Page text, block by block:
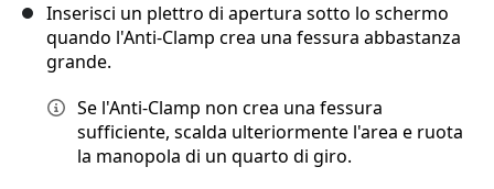
Inserisci un plettro di apertura sotto lo schermo
quando l'Anti-Clamp crea una fessura abbastanza
grande.
Se l'Anti-Clamp non crea una fessura
sufficiente, scalda ulteriormente l'area e ruota
la manopola di un quarto di giro.